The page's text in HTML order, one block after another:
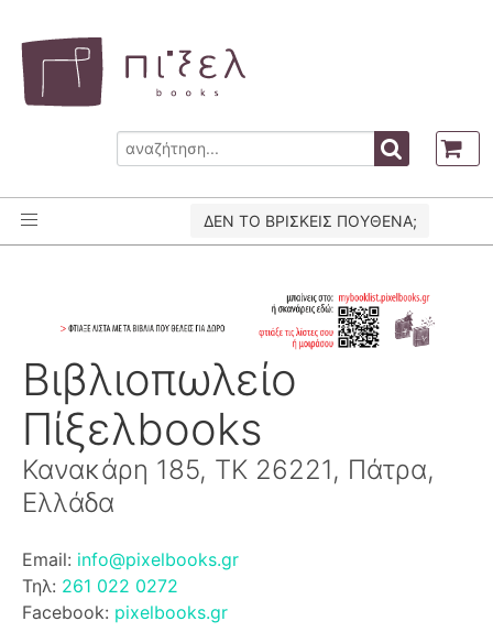
ΔΕΝ ΤΟ ΒΡΙΣΚΕΙΣ ΠΟΥΘΕΝΑ;
Βιβλιοπωλείο
Πίξελbooks
Κανακάρη 185, ΤΚ 26221, Πάτρα,
Ελλάδα
Email: info@pixelbooks.gr
Τηλ: 261 022 0272
Facebook: pixelbooks.gr